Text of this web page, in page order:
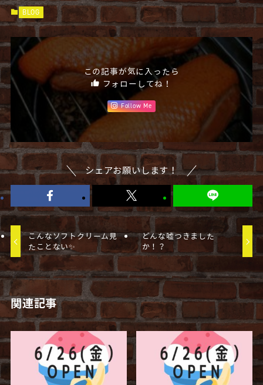
BLOG
この記事が気に入ったら
フォローしてね！
Follow Me
シェアお願いします！
こんなソフトクリーム見
たことない✨
どんな嘘つきました
か！？
関連記事